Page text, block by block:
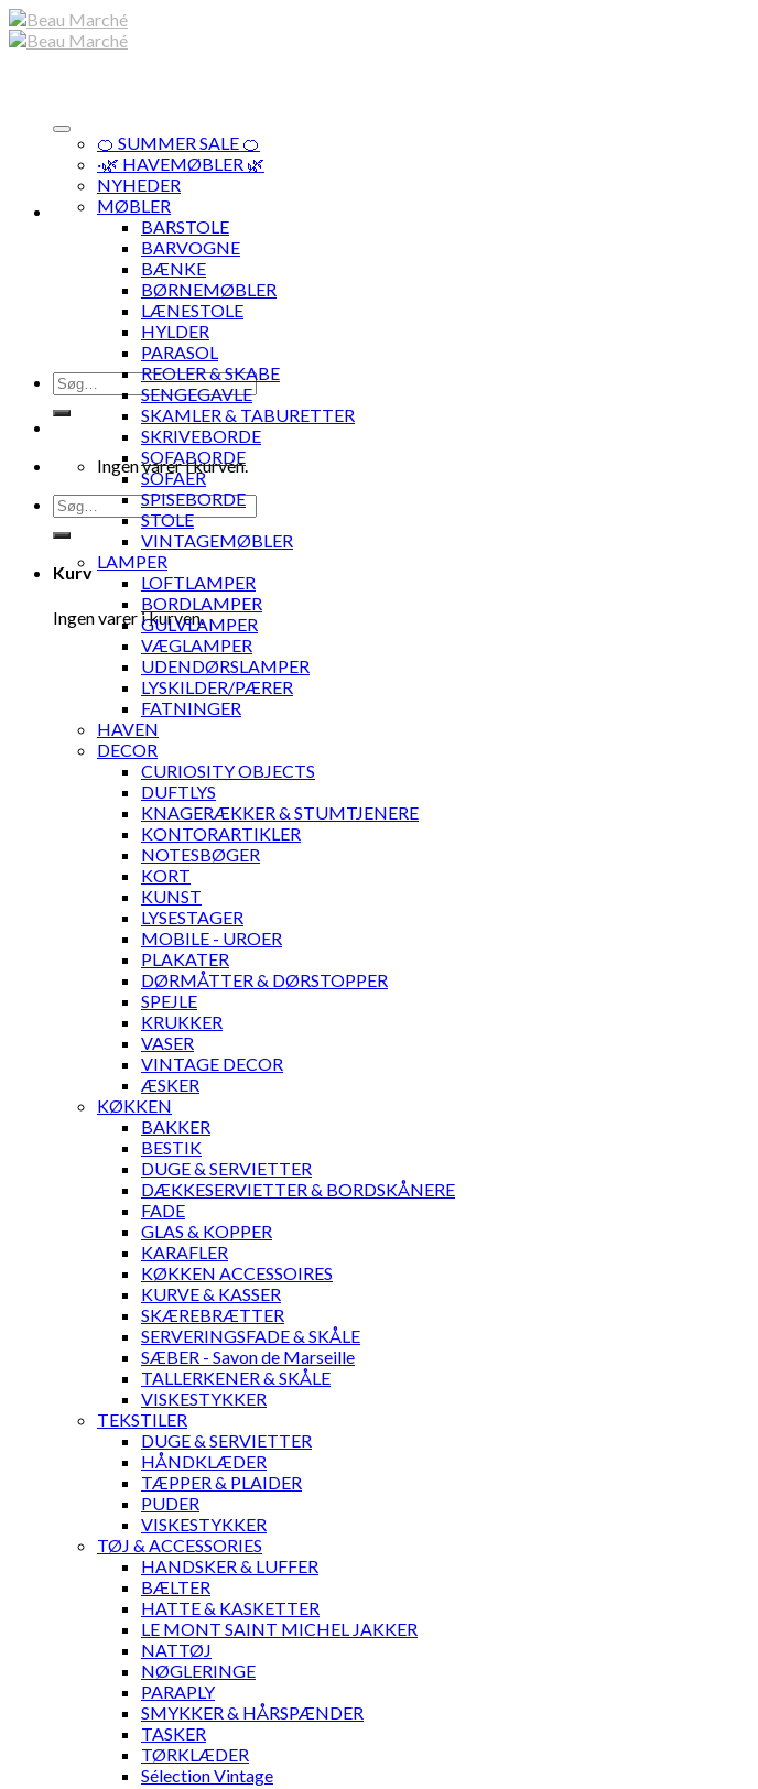
Skip
to
Søg
efter:
Ingen varer i kurven.
Søg
efter:
Kurv
Ingen varer i kurven.
🍊 SUMMER SALE 🍊
·🌿 HAVEMØBLER 🌿
NYHEDER
MØBLER
BARSTOLE
BARVOGNE
BÆNKE
BØRNEMØBLER
LÆNESTOLE
HYLDER
PARASOL
REOLER & SKABE
SENGEGAVLE
SKAMLER & TABURETTER
SKRIVEBORDE
SOFABORDE
SOFAER
SPISEBORDE
STOLE
VINTAGEMØBLER
LAMPER
LOFTLAMPER
BORDLAMPER
GULVLAMPER
VÆGLAMPER
UDENDØRSLAMPER
LYSKILDER/PÆRER
FATNINGER
HAVEN
DECOR
CURIOSITY OBJECTS
DUFTLYS
KNAGERÆKKER & STUMTJENERE
KONTORARTIKLER
NOTESBØGER
KORT
KUNST
LYSESTAGER
MOBILE - UROER
PLAKATER
DØRMÅTTER & DØRSTOPPER
SPEJLE
KRUKKER
VASER
VINTAGE DECOR
ÆSKER
KØKKEN
BAKKER
BESTIK
DUGE & SERVIETTER
DÆKKESERVIETTER & BORDSKÅNERE
FADE
GLAS & KOPPER
KARAFLER
KØKKEN ACCESSOIRES
KURVE & KASSER
SKÆREBRÆTTER
SERVERINGSFADE & SKÅLE
SÆBER - Savon de Marseille
TALLERKENER & SKÅLE
VISKESTYKKER
TEKSTILER
DUGE & SERVIETTER
HÅNDKLÆDER
TÆPPER & PLAIDER
PUDER
VISKESTYKKER
TØJ & ACCESSORIES
HANDSKER & LUFFER
BÆLTER
HATTE & KASKETTER
LE MONT SAINT MICHEL JAKKER
NATTØJ
NØGLERINGE
PARAPLY
SMYKKER & HÅRSPÆNDER
TASKER
TØRKLÆDER
Sélection Vintage